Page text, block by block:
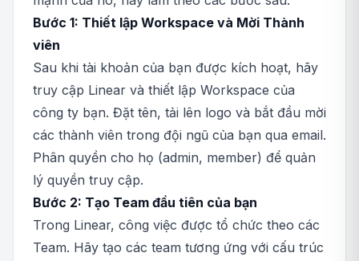
Bước 1: Thiết lập Workspace và Mời Thành
viên
Sau khi tài khoản của bạn được kích hoạt, hãy
truy cập Linear và thiết lập Workspace của
công ty bạn. Đặt tên, tải lên logo và bắt đầu mời
các thành viên trong đội ngũ của bạn qua email.
Phân quyền cho họ (admin, member) để quản
lý quyền truy cập.
Bước 2: Tạo Team đầu tiên của bạn
Trong Linear, công việc được tổ chức theo các
Team. Hãy tạo các team tương ứng với cấu trúc